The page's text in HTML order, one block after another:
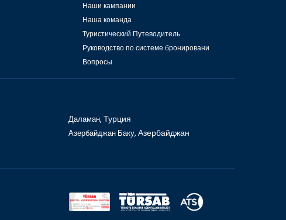
Наши кампании
Наша команда
Туристический Путеводитель
Руководство по системе бронировани
Вопросы
Даламан, Турция
Азербайджан Баку, Азербайджан